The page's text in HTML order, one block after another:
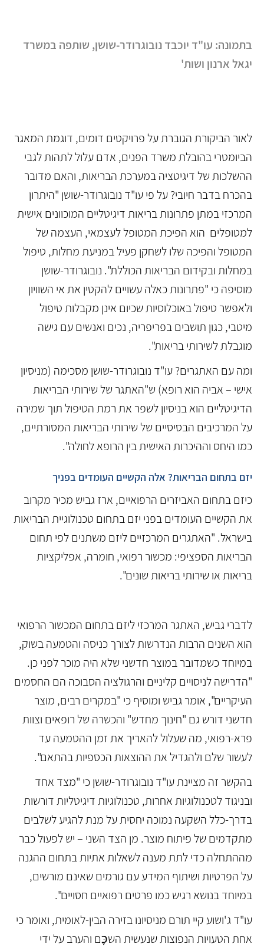
בתמונה: עו"ד יוכבד נובוגרודר-שושן, שותפה במשרד
יגאל ארנון ושות'
לאור הביקורת הגוברת על פרויקטים דומים, דוגמת המאגר
הביומטרי בהובלת משרד הפנים, אדם עלול לתהות לגבי
ההשלכות של דיגיטציה במערכת הבריאות, והאם מדובר
בהכרח בדבר חיובי? על פי עו"ד נובוגרודר-שושן "היתרון
המרכזי במתן פתרונות בריאות דיגיטליים המוכוונים אישית
למטופלים הוא הפיכת המטופל לעצמאי, העצמה של
המטופל והפיכה שלו לשחקן פעיל במניעת מחלות, טיפול
במחלות ובקידום הבריאות הכוללת". נובוגרודר-שושן
מוסיפה כי "פתרונות כאלה עשויים להקטין את אי השוויון
ולאפשר טיפול באוכלוסיות שכיום אינן מקבלות טיפול
מיטבי, כגון תושבים בפריפריה, נכים ואנשים עם גישה
מוגבלת לשירותי בריאות".
ומה עם האתגרים? עו"ד נובוגרודר-שושן מסכימה (מניסיון
אישי – אביה הוא רופא) ש"האתגר של שירותי הבריאות
הדיגיטליים הוא בניסיון לשפר את רמת הטיפול תוך שמירה
על המרכיבים הבסיסיים של שירותי הבריאות המסורתיים,
כמו היחס וההיכרות האישית בין הרופא לחולה".
יזם בתחום הבריאות? אלה הקשיים העומדים בפניך
כיזם בתחום האביזרים הרפואיים, ארז גביש מכיר מקרוב
את הקשיים העומדים בפני יזם בתחום טכנולוגיית הבריאות
בישראל. "האתגרים המרכזיים ליזם משתנים לפי תחום
הבריאות הספציפי: מכשור רפואי, חומרה, אפליקציות
בריאות או שירותי בריאות שונים".
לדברי גביש, האתגר המרכזי ליזם בתחום המכשור הרפואי
הוא השנים הרבות הנדרשות לצורך כניסה והטמעה בשוק,
במיוחד כשמדובר במוצר חדשני שלא היה מוכר לפני כן.
"הדרישה לניסויים קליניים והרגולציה הסבוכה הם החסמים
העיקריים", אומר גביש ומוסיף כי "במקרים רבים, מוצר
חדשני דורש גם "חינוך מחדש" והכשרה של רופאים וצוות
פרא-רפואי, מה שעלול להאריך את זמן ההטמעה עד
לעשור שלם ולהגדיל את ההוצאות הכספיות בהתאם".
בהקשר זה מציינת עו"ד נובוגרודר-שושן כי "מצד אחד
ובניגוד לטכנולוגיות אחרות, טכנולוגיות דיגיטליות דורשות
בדרך-כלל השקעה נמוכה יחסית על מנת להגיע לשלבים
מתקדמים של פיתוח מוצר. מן הצד השני – יש לפעול כבר
מההתחלה כדי לתת מענה לשאלות אתיות בתחום ההגנה
על הפרטיות ושיתוף המידע עם גורמים שאינם מורשים,
במיוחד בנושא רגיש כמו פרטים רפואיים חסויים".
עו"ד ג'ושוע קיי תורם מניסיונו בזירה הבין-לאומית, ואומר כי
אחת הטעויות הנפוצות שנעשית השכֶּׅם והערב על ידי